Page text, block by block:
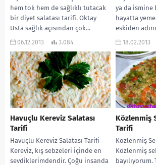
hem tok hem de sağlıklı tutacak
bir diyet salatası tarifi. Oktay
Usta sağlık açısından çok...
06.12.2013 3.084
ya da ismine
hayatta
eskiden
18.02.2013
Havuçlu Kereviz Salatası
Tarifi
Havuçlu Kereviz Salatası Tarifi
Kereviz, kış sebzeleri içinde en
sevdiklerimdendir. Çoğu insanda
Közlenmiş
Tarifi
Közlenmiş
Közlenmiş
bayılıyorum.